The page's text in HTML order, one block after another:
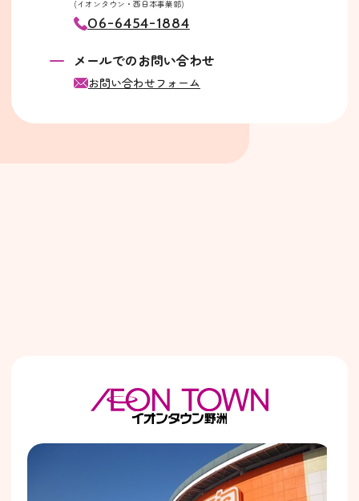
(イオンタウン・西日本事業部)
06-6454-1884
メールでのお問い合わせ
お問い合わせフォーム